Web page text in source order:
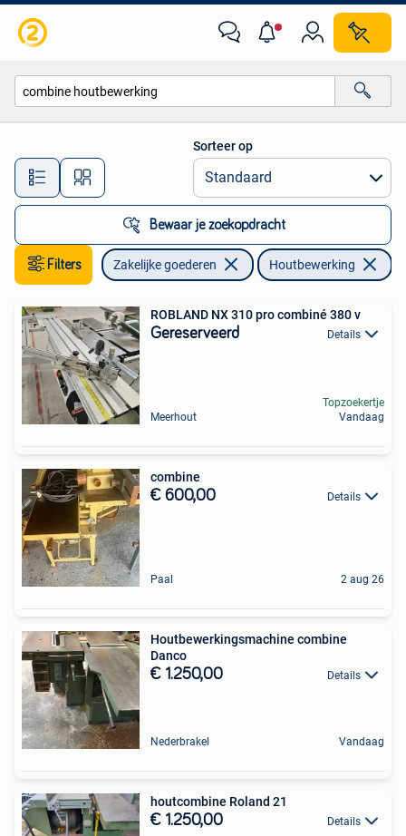
Alle afstanden…
Sorteer op
Bewaar je zoekopdracht
Filters Zakelijke goederen Houtbewerking
ROBLAND NX 310 pro combiné 380 v
Gereserveerd Details
Meerhout
Topzoekertje
Vandaag
combine
€ 600,00 Details
Paal 2 aug 26
Houtbewerkingsmachine combine
Danco
€ 1.250,00 Details
Nederbrakel Vandaag
houtcombine Roland 21
€ 1.250,00 Details